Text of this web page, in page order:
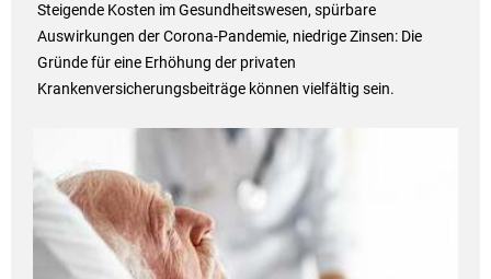
Steigende Kosten im Gesundheitswesen, spürbare
Auswirkungen der Corona-Pandemie, niedrige Zinsen: Die
Gründe für eine Erhöhung der privaten
Krankenversicherungsbeiträge können vielfältig sein.